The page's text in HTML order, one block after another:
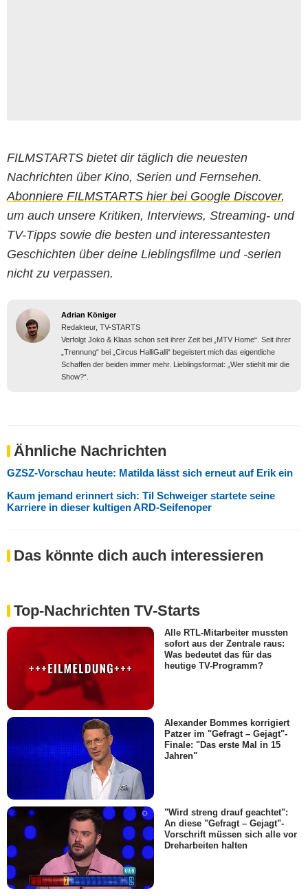
FILMSTARTS bietet dir täglich die neuesten
Nachrichten über Kino, Serien und Fernsehen.
Abonniere FILMSTARTS hier bei Google Discover,
um auch unsere Kritiken, Interviews, Streaming- und
TV-Tipps sowie die besten und interessantesten
Geschichten über deine Lieblingsfilme und -serien
nicht zu verpassen.
Adrian Königer
Redakteur, TV-STARTS
Verfolgt Joko & Klaas schon seit ihrer Zeit bei „MTV Home“. Seit ihrer
„Trennung“ bei „Circus HalliGalli“ begeistert mich das eigentliche
Schaffen der beiden immer mehr. Lieblingsformat: „Wer stiehlt mir die
Show?“.
Ähnliche Nachrichten
GZSZ-Vorschau heute: Matilda lässt sich erneut auf Erik ein
Kaum jemand erinnert sich: Til Schweiger startete seine
Karriere in dieser kultigen ARD-Seifenoper
Das könnte dich auch interessieren
Top-Nachrichten TV-Starts
Alle RTL-Mitarbeiter mussten
sofort aus der Zentrale raus:
Was bedeutet das für das
heutige TV-Programm?
Alexander Bommes korrigiert
Patzer im "Gefragt – Gejagt"-
Finale: "Das erste Mal in 15
Jahren"
"Wird streng drauf geachtet":
An diese "Gefragt – Gejagt"-
Vorschrift müssen sich alle vor
Dreharbeiten halten